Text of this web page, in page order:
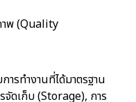
าพ (Quality
ารทำงานที่ได้มาตรฐาน
ดเก็บ (Storage), การ